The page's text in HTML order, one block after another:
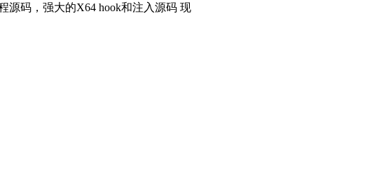
源码，强大的X64 hook和注入源码 现